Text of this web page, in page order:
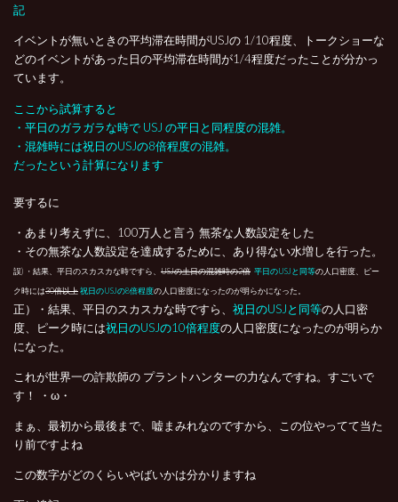
記
イベントが無いときの平均滞在時間がUSJの 1/10程度、トークショーな
どのイベントがあった日の平均滞在時間が1/4程度だったことが分かっ
ています。
ここから試算すると
・平日のガラガラな時で USJ の平日と同程度の混雑。
・混雑時には祝日のUSJの8倍程度の混雑。
だったという計算になります
要するに
・あまり考えずに、100万人と言う 無茶な人数設定をした
・その無茶な人数設定を達成するために、あり得ない水増しを行った。
誤) ・結果、平日のスカスカな時ですら、 USJの土日の混雑時の2倍 平日のUSJと同等の人口密度、ピー
ク時には30倍以上祝日のUSJの8倍程度の人口密度になったのが明らかになった。
正）・結果、平日のスカスカな時ですら、 祝日のUSJと同等の人口密
度、ピーク時には祝日のUSJの10倍程度の人口密度になったのが明らか
になった。
これが世界一の詐欺師の プラントハンターの力なんですね。すごいで
す！ ・ω・
まぁ、最初から最後まで、嘘まみれなのですから、この位やってて当た
り前ですよね
この数字がどのくらいやばいかは分かりますね